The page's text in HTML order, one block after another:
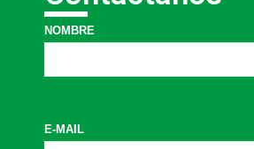
NOMBRE
E-MAIL